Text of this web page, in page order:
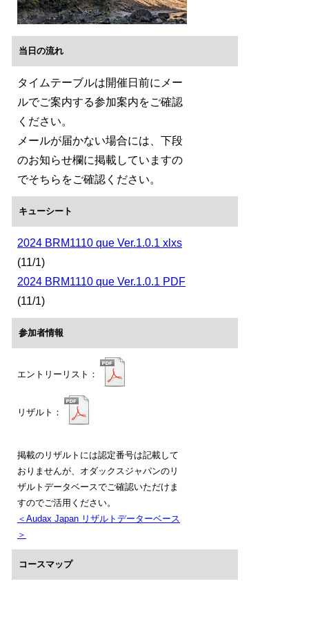
当日の流れ
タイムテーブルは開催日前にメー
ルでご案内する参加案内をご確認
ください。
メールが届かない場合には、下段
のお知らせ欄に掲載していますの
でそちらをご確認ください。
キューシート
2024 BRM1110 que Ver.1.0.1 xlxs
(11/1)
2024 BRM1110 que Ver.1.0.1 PDF
(11/1)
参加者情報
エントリーリスト：
リザルト：
掲載のリザルトには認定番号は記載して
おりませんが、オダックスジャパンのリ
ザルトデータベースでご確認いただけま
すのでご活用ください。
＜Audax Japan リザルトデーターベース
＞
コースマップ